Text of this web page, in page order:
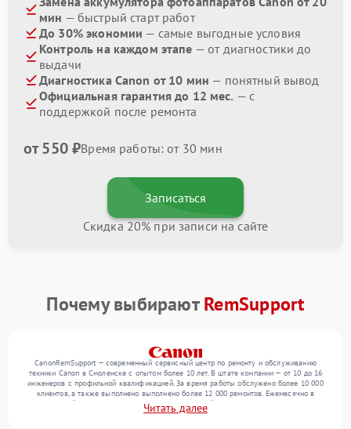
мин — быстрый старт работ
До 30% экономии — самые выгодные условия
Контроль на каждом этапе — от диагностики до
выдачи
Диагностика Canon от 10 мин — понятный вывод
Официальная гарантия до 12 мес. — с
поддержкой после ремонта
от 550 ₽Время работы: от 30 мин
Записаться
Скидка 20% при записи на сайте
Почему выбираютRemSupport
CanonRemSupport — современный сервисный центр по ремонту и обслуживанию
техники Canon в Смоленске с опытом более 10 лет. В штате компании — от 10 до 16
инженеров с профильной квалификацией. За время работы обслужено более 10 000
клиентов, а также выполнено выполнено более 12 000 ремонтов. Ежемесячно в
сервисный центр поступает более 300 обращений, включая , , . Мы работаем с
широким спектром неисправностей и обеспечиваем надежный результат благодаря
Читать далее